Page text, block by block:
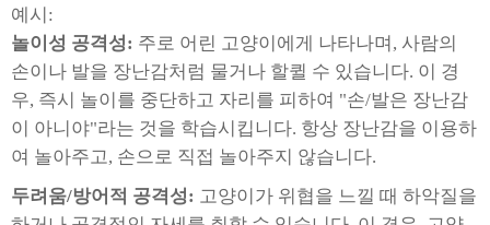
예시:
놀이성 공격성: 주로 어린 고양이에게 나타나며, 사람의
손이나 발을 장난감처럼 물거나 할퀼 수 있습니다. 이 경
우, 즉시 놀이를 중단하고 자리를 피하여 "손/발은 장난감
이 아니야"라는 것을 학습시킵니다. 항상 장난감을 이용하
여 놀아주고, 손으로 직접 놀아주지 않습니다.
두려움/방어적 공격성: 고양이가 위협을 느낄 때 하악질을